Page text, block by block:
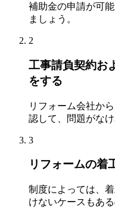
補助金の申請が可
ましょう。
2
工事請負契約お
をする
リフォーム会社か
認して、問題がな
3
リフォームの着
制度によっては、
けないケースもあ